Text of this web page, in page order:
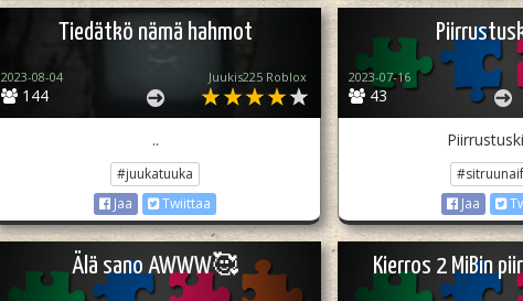
Tiedätkö nämä hahmot
144
2023-08-04 Juukis225 Roblox
..
#juukatuuka
Jaa
Twiittaa
43
2023-07-16
Jaa
Älä sano AWWW🥰 Kierros 2 MiBin